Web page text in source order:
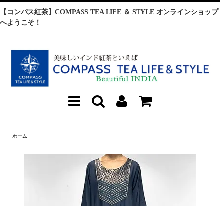
【コンパス紅茶】COMPASS TEA LIFE ＆ STYLE オンラインショップ
へようこそ！
ホーム